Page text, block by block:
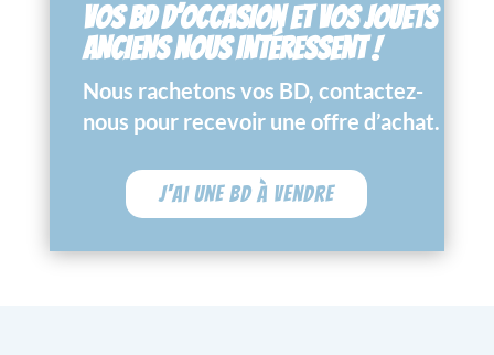
VOS BD D’OCCASION ET VOS JOUETS
ANCIENS NOUS INTÉRESSENT !
Nous rachetons vos BD, contactez-
nous pour recevoir une offre d’achat.
J'ai une BD à vendre